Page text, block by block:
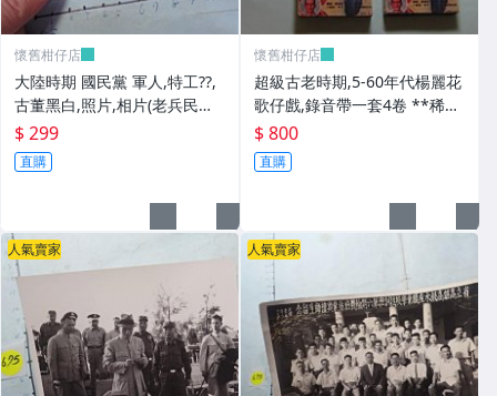
懷舊柑仔店
大陸時期 國民黨 軍人,特工??,
古董黑白,照片,相片(老兵民國3
8年從大陸帶來台灣的) **稀少
品6
$ 299
直購
懷舊柑仔店
超級古老時期,5-60年代楊麗花
歌仔戲,錄音帶一套4卷 **稀少
品
$ 800
直購
人氣賣家 人氣賣家